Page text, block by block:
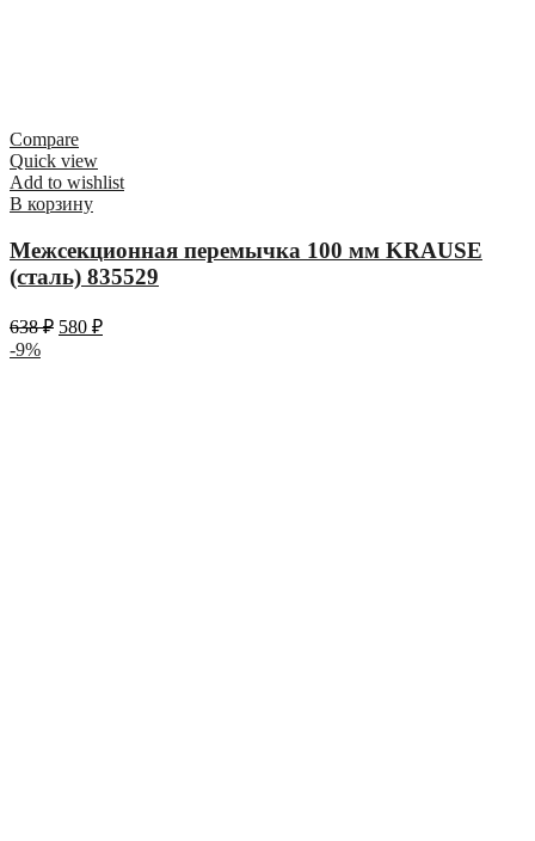
Compare
Quick view
Add to wishlist
В корзину
Межсекционная перемычка 100 мм KRAUSE
(сталь) 835529
638₽ 580 ₽
-9%